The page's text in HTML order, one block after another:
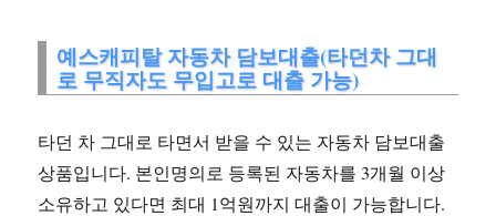
예스캐피탈 자동차 담보대출(타던차 그대
로 무직자도 무입고로 대출 가능)
타던 차 그대로 타면서 받을 수 있는 자동차 담보대출
상품입니다. 본인명의로 등록된 자동차를 3개월 이상
소유하고 있다면 최대 1억원까지 대출이 가능합니다.